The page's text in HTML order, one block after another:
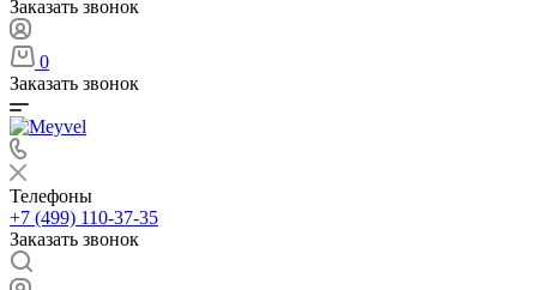
Заказать звонок
0
Заказать звонок
Телефоны
+7 (499) 110-37-35
Заказать звонок